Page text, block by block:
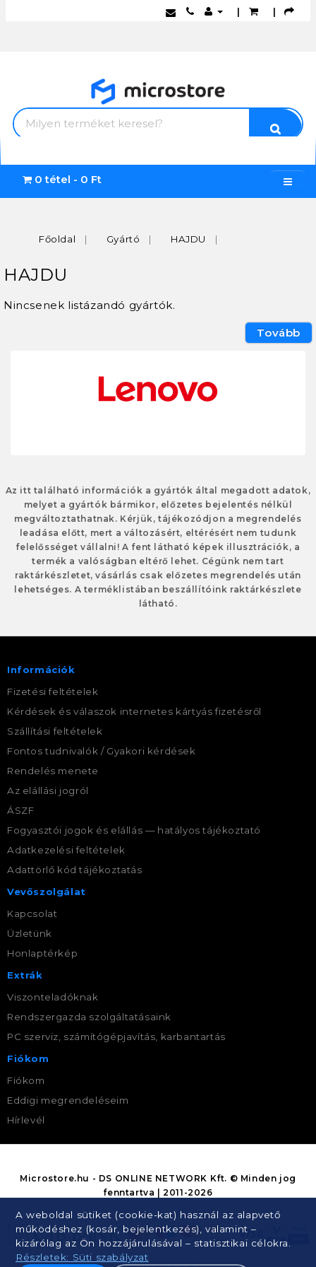
| |
0 tétel - 0 Ft
Főoldal Gyártó HAJDU
HAJDU
Nincsenek listázandó gyártók.
Tovább
Az itt található információk a gyártók által megadott adatok,
melyet a gyártók bármikor, előzetes bejelentés nélkül
megváltoztathatnak. Kérjük, tájékozódjon a megrendelés
leadása előtt, mert a változásért, eltérésért nem tudunk
felelősséget vállalni! A fent látható képek illusztrációk, a
termék a valóságban eltérő lehet. Cégünk nem tart
raktárkészletet, vásárlás csak előzetes megrendelés után
lehetséges. A terméklistában beszállítóink raktárkészlete
látható.
Információk
Fizetési feltételek
Kérdések és válaszok internetes kártyás fizetésről
Szállítási feltételek
Fontos tudnivalók / Gyakori kérdések
Rendelés menete
Az elállási jogról
ÁSZF
Fogyasztói jogok és elállás — hatályos tájékoztató
Adatkezelési feltételek
Adattörlő kód tájékoztatás
Vevőszolgálat
Kapcsolat
Üzletünk
Honlaptérkép
Extrák
Viszonteladóknak
Rendszergazda szolgáltatásaink
PC szerviz, számítógépjavítás, karbantartás
Fiókom
Fiókom
Eddigi megrendeléseim
Hírlevél
A weboldal sütiket (cookie-kat) használ az alapvető
működéshez (kosár, bejelentkezés), valamint –
kizárólag az Ön hozzájárulásával – statisztikai célokra.
Részletek: Süti szabályzat
Microstore.hu - DS ONLINE NETWORK Kft. © Minden jog
fenntartva | 2011-2026